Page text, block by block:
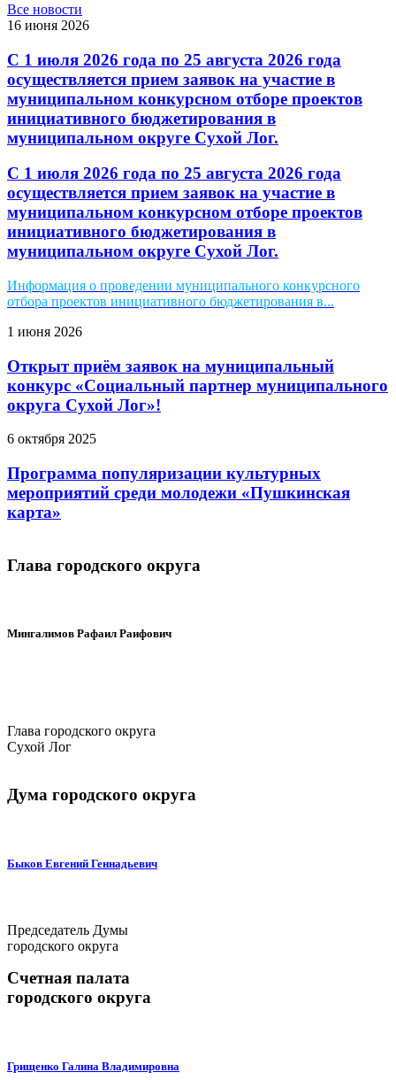
Все новости
16 июня 2026
С 1 июля 2026 года по 25 августа 2026 года
осуществляется прием заявок на участие в
муниципальном конкурсном отборе проектов
инициативного бюджетирования в
муниципальном округе Сухой Лог.
С 1 июля 2026 года по 25 августа 2026 года
осуществляется прием заявок на участие в
муниципальном конкурсном отборе проектов
инициативного бюджетирования в
муниципальном округе Сухой Лог.
Информация о проведении муниципального конкурсного
отбора проектов инициативного бюджетирования в...
1 июня 2026
Открыт приём заявок на муниципальный
конкурс «Социальный партнер муниципального
округа Сухой Лог»!
6 октября 2025
Программа популяризации культурных
мероприятий среди молодежи «Пушкинская
карта»
Глава городского округа
Мингалимов Рафаил Раифович
Глава городского округа
Сухой Лог
Дума городского округа
Быков Евгений Геннадьевич
Председатель Думы
городского округа
Счетная палата
городского округа
Грищенко Галина Владимировна